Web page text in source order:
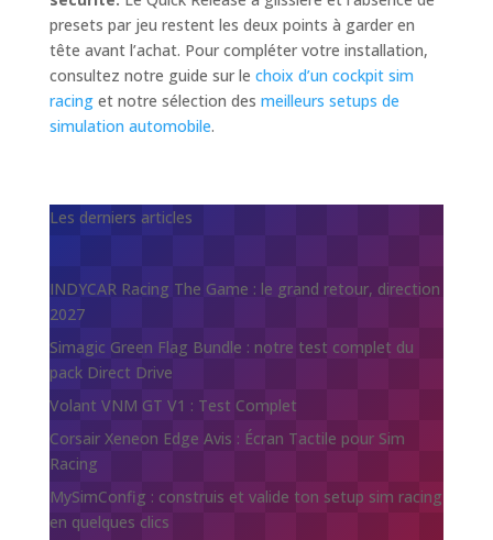
presets par jeu restent les deux points à garder en
tête avant l’achat. Pour compléter votre installation,
consultez notre guide sur le choix d’un cockpit sim
racinget notre sélection des meilleurs setups de
simulation automobile.
Les derniers articles
INDYCAR Racing The Game : le grand retour, direction
2027
Simagic Green Flag Bundle : notre test complet du
pack Direct Drive
Volant VNM GT V1 : Test Complet
Corsair Xeneon Edge Avis : Écran Tactile pour Sim
Racing
MySimConfig : construis et valide ton setup sim racing
en quelques clics